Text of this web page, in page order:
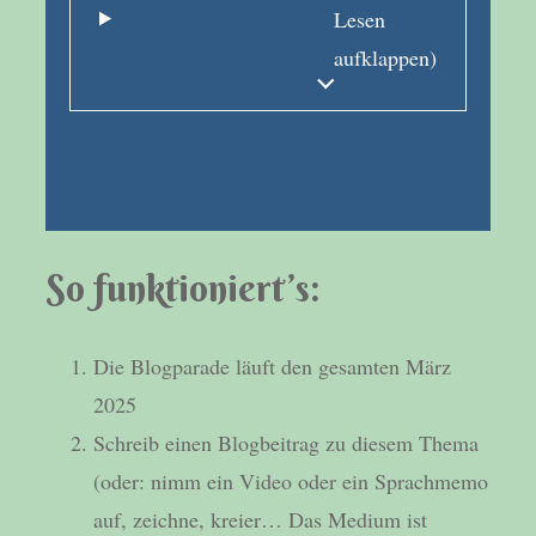
Lesen
aufklappen)
So funktioniert’s:
Die Blogparade läuft den gesamten März
2025
Schreib einen Blogbeitrag zu diesem Thema
(oder: nimm ein Video oder ein Sprachmemo
auf, zeichne, kreier… Das Medium ist